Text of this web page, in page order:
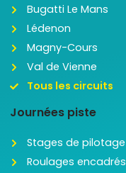
Bugatti Le Mans
Lédenon
Magny-Cours
Val de Vienne
Tous les circuits
Journées piste
Stages de pilotage
Roulages encadrés